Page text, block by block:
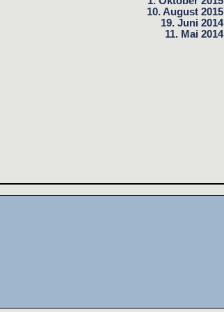
10. August 2015
19. Juni 2014
11. Mai 2014